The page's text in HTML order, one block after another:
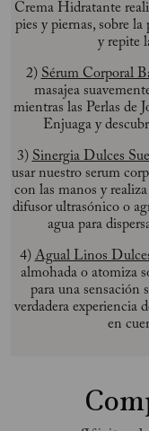
Crema Hidratante
pies y piernas, sobre la
y repite
2) Sérum Corporal
masajea
mientras las Perlas de
Enjuaga y
3) Sinergia Dulces
usar nuestro serum
con las manos y
difusor ultrasónico o
agua para
4) Agual Linos
almohada o atomiza
para una sensación
verdadera experiencia
en